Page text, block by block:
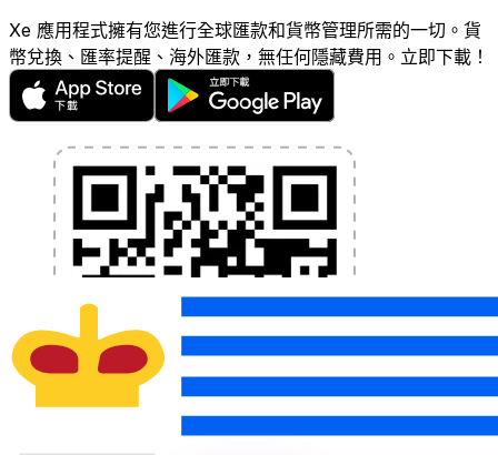
Xe 應用程式擁有您進行全球匯款和貨幣管理所需的一切。貨
幣兌換、匯率提醒、海外匯款，無任何隱藏費用。立即下載！